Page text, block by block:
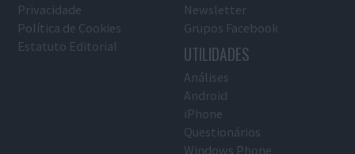
Privacidade
Política de Cookies
Estatuto Editorial
Newsletter
Grupos Facebook
UTILIDADES
Análises
Android
iPhone
Questionários
Windows Phone